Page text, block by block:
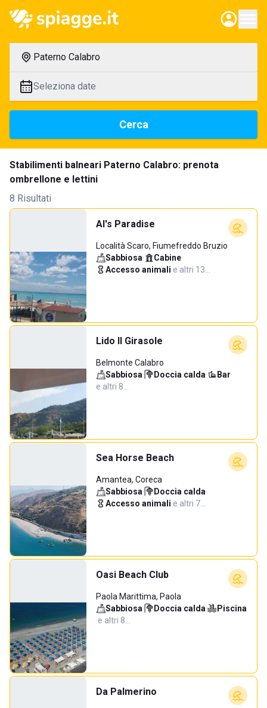
Paterno Calabro
Seleziona date
Cerca
Stabilimenti balneari Paterno Calabro: prenota
ombrellone e lettini
8 Risultati
Al's Paradise
Località Scaro, Fiumefreddo Bruzio
Sabbiosa· Cabine·
Accesso animali·e altri 13…
Lido Il Girasole
Belmonte Calabro
Sabbiosa· Doccia calda· Bar·
e altri 8…
Sea Horse Beach
Amantea, Coreca
Sabbiosa· Doccia calda·
Accesso animali·e altri 7…
Oasi Beach Club
Paola Marittima, Paola
Sabbiosa· Doccia calda·
Piscina
·e altri 8…
Da Palmerino